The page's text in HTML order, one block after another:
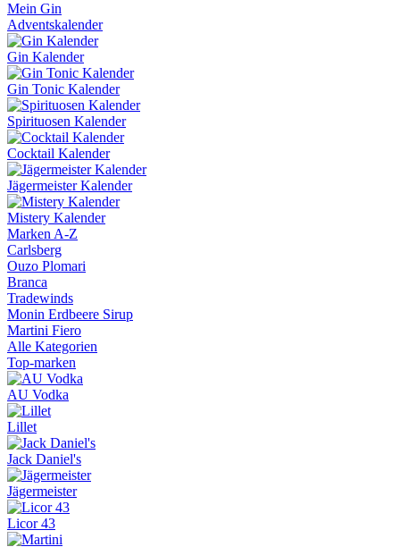
Mein Gin
Adventskalender
Gin Kalender
Gin Tonic Kalender
Spirituosen Kalender
Cocktail Kalender
Jägermeister Kalender
Mistery Kalender
Marken A-Z
Carlsberg
Ouzo Plomari
Branca
Tradewinds
Monin Erdbeere Sirup
Martini Fiero
Alle Kategorien
Top-marken
AU Vodka
Lillet
Jack Daniel's
Jägermeister
Licor 43